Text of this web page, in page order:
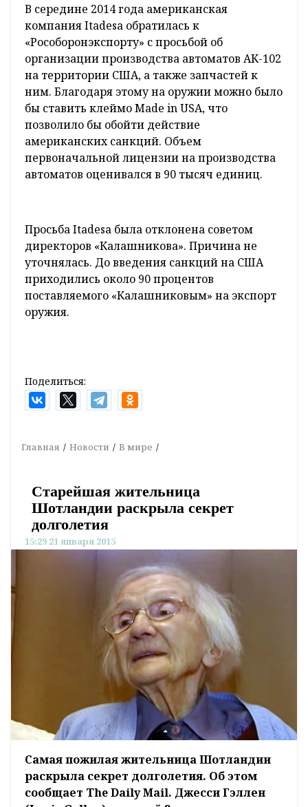
В середине 2014 года американская
компания Itadesa обратилась к
«Рособоронэкспорту» с просьбой об
организации производства автоматов АК-102
на территории США, а также запчастей к
ним. Благодаря этому на оружии можно было
бы ставить клеймо Made in USA, что
позволило бы обойти действие
американских санкций. Объем
первоначальной лицензии на производства
автоматов оценивался в 90 тысяч единиц.
Просьба Itadesa была отклонена советом
директоров «Калашникова». Причина не
уточнялась. До введения санкций на США
приходились около 90 процентов
поставляемого «Калашниковым» на экспорт
оружия.
Поделиться:
Главная Новости В мире
Старейшая жительница
Шотландии раскрыла секрет
долголетия
15:29 21 января 2015
Самая пожилая жительница Шотландии
раскрыла секрет долголетия. Об этом
сообщает The Daily Mail. Джесси Гэллен